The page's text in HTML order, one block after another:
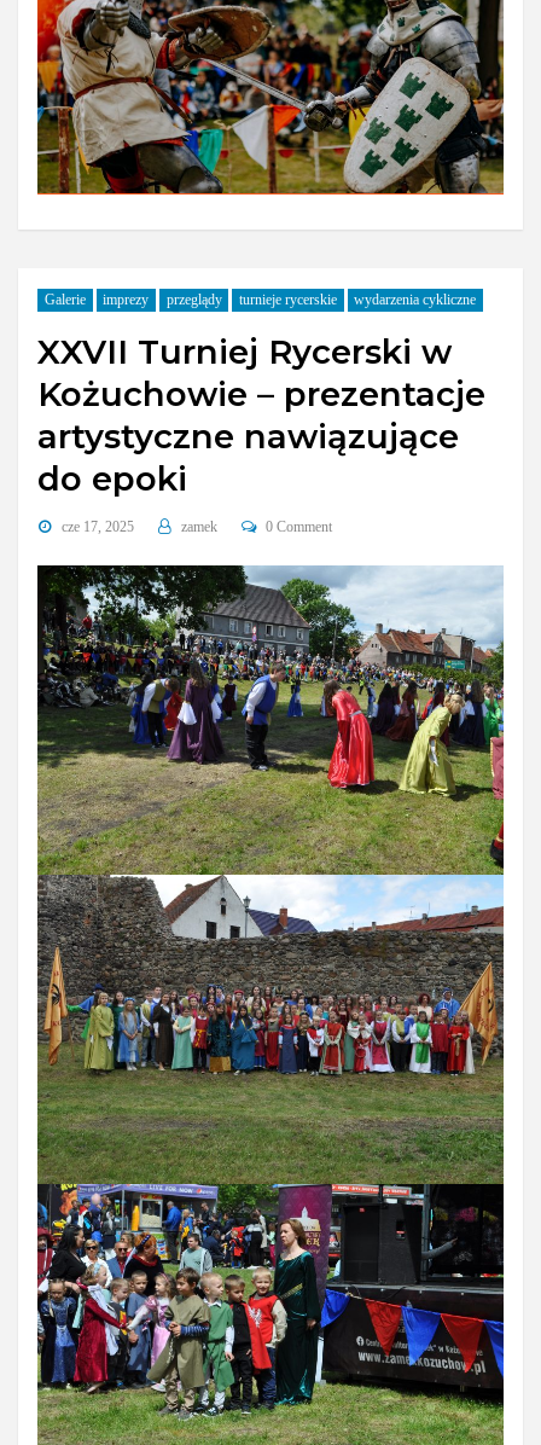
Galerie imprezy przeglądy turnieje rycerskie wydarzenia cykliczne
XXVII Turniej Rycerski w
Kożuchowie – prezentacje
artystyczne nawiązujące
do epoki
cze 17, 2025 zamek 0 Comment